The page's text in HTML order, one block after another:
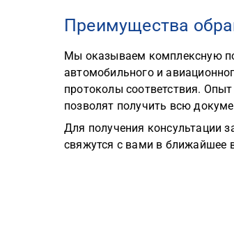
Преимущества
Мы оказываем комплексную
автомобильного и
протоколы соответствия.
позволят получить всю
Для получения консультации
свяжутся с вами в ближайшее